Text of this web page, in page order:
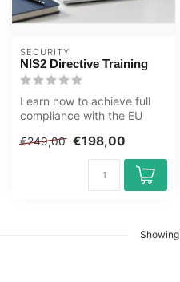
SECURITY
NIS2 Directive Training
Learn how to achieve full
compliance with the EU
cybersecu...
€249,00 €198,00
Showing